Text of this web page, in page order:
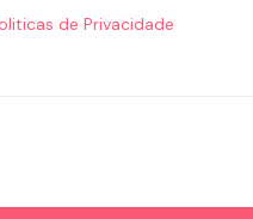
de Privacidade